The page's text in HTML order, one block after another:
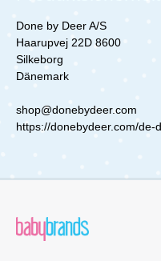
Done by Deer A/S
Haarupvej 22D 8600
Silkeborg
Dänemark
shop@donebydeer.com
https://donebydeer.com/de-